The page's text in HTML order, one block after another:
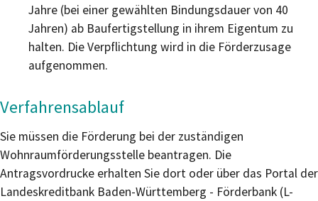
Jahre (bei einer gewählten Bindungsdauer von 40
Jahren) ab Baufertigstellung in ihrem Eigentum zu
halten. Die Verpflichtung wird in die Förderzusage
aufgenommen.
Verfahrensablauf
Sie müssen die Förderung bei der zuständigen
Wohnraumförderungsstelle beantragen. Die
Antragsvordrucke erhalten Sie dort oder über das Portal der
Landeskreditbank Baden-Württemberg - Förderbank (L-